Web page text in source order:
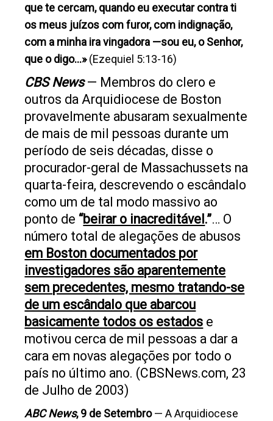
que te cercam, quando eu executar contra ti
os meus juízos com furor, com indignação,
com a minha ira vingadora —sou eu, o Senhor,
que o digo…»(Ezequiel 5:13-16)
CBS News— Membros do clero e
outros da Arquidiocese de Boston
provavelmente abusaram sexualmente
de mais de mil pessoas durante um
período de seis décadas, disse o
procurador-geral de Massachussets na
quarta-feira, descrevendo o escândalo
como um de tal modo massivo ao
ponto de “beirar o inacreditável.”… O
número total de alegações de abusos
em Boston documentados por
investigadores são aparentemente
sem precedentes, mesmo tratando-se
de um escândalo que abarcou
basicamente todos os estados e
motivou cerca de mil pessoas a dar a
cara em novas alegações por todo o
país no último ano. (CBSNews.com, 23
de Julho de 2003)
ABC News, 9 de Setembro— A Arquidiocese